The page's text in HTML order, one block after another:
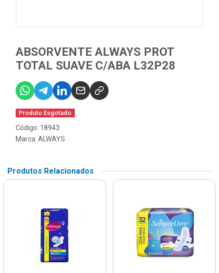
ABSORVENTE ALWAYS PROT
TOTAL SUAVE C/ABA L32P28
Produto Esgotado
Código: 18943
Marca: ALWAYS
Produtos Relacionados